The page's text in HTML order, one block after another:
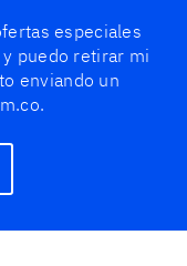
especiales
puedo retirar mi
enviando un